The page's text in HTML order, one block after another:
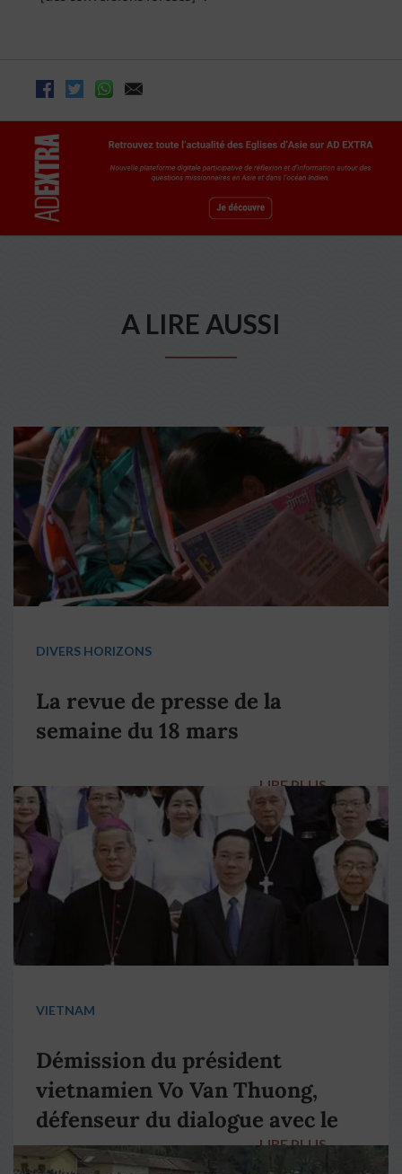
A LIRE AUSSI
DIVERS HORIZONS
La revue de presse de la
semaine du 18 mars
LIRE PLUS →
VIETNAM
Démission du président
vietnamien Vo Van Thuong,
défenseur du dialogue avec le
pape François
LIRE PLUS →